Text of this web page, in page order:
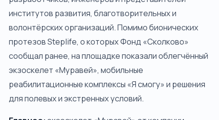
Подать заявку
институтов развития, благотворительных и
волонтёрских организаций. Помимо бионических
протезов Steplife, о которых Фонд «Сколково»
сообщал ранее, на площадке показали облегчённый
экзоскелет «Муравей», мобильные
реабилитационные комплексы «Я смогу» и решения
для полевых и экстренных условий.